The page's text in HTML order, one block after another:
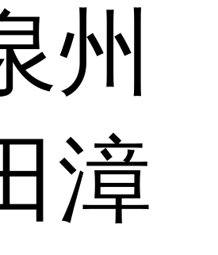
州
漳